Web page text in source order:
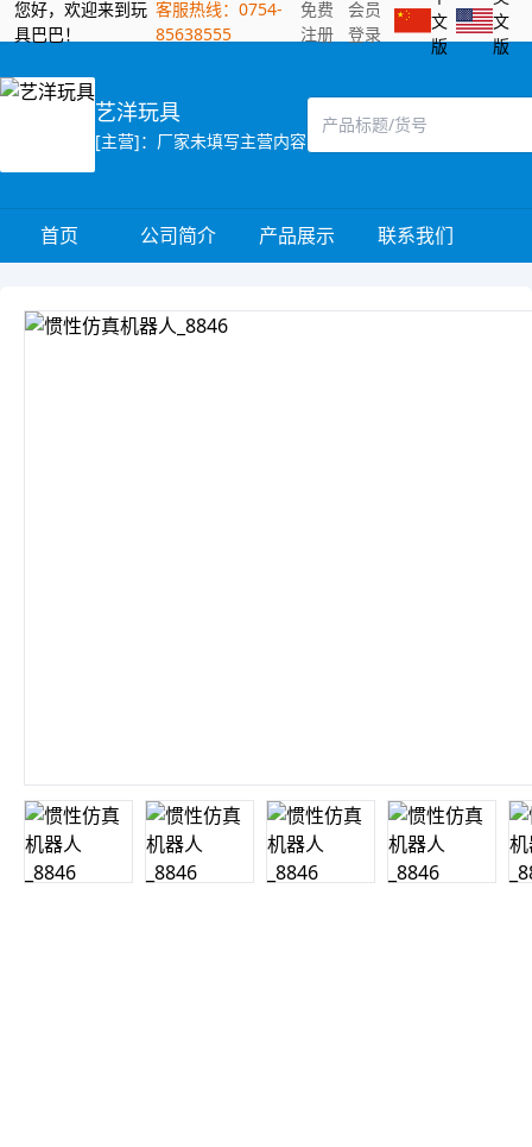
您好，欢迎来到玩
具巴巴！
客服热线：0754-
85638555
免费
注册
会员
登录
文
版
文
版
艺洋玩具
[主营]：厂家未填写主营内容
首页 公司简介 产品展示 联系我们